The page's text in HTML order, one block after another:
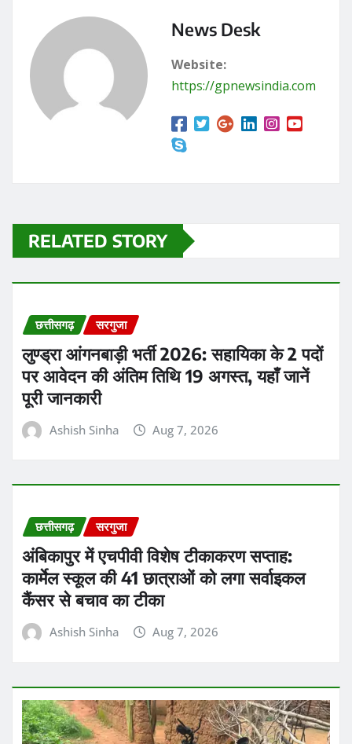
News Desk
Website:
https://gpnewsindia.com
RELATED STORY
छत्तीसगढ़ सरगुजा
लुण्ड्रा आंगनबाड़ी भर्ती 2026: सहायिका के 2 पदों
पर आवेदन की अंतिम तिथि 19 अगस्त, यहाँ जानें
पूरी जानकारी
Ashish Sinha Aug 7, 2026
छत्तीसगढ़ सरगुजा
अंबिकापुर में एचपीवी विशेष टीकाकरण सप्ताह:
कार्मेल स्कूल की 41 छात्राओं को लगा सर्वाइकल
कैंसर से बचाव का टीका
Ashish Sinha Aug 7, 2026